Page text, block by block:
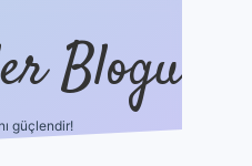
Blogu
güçlendir!